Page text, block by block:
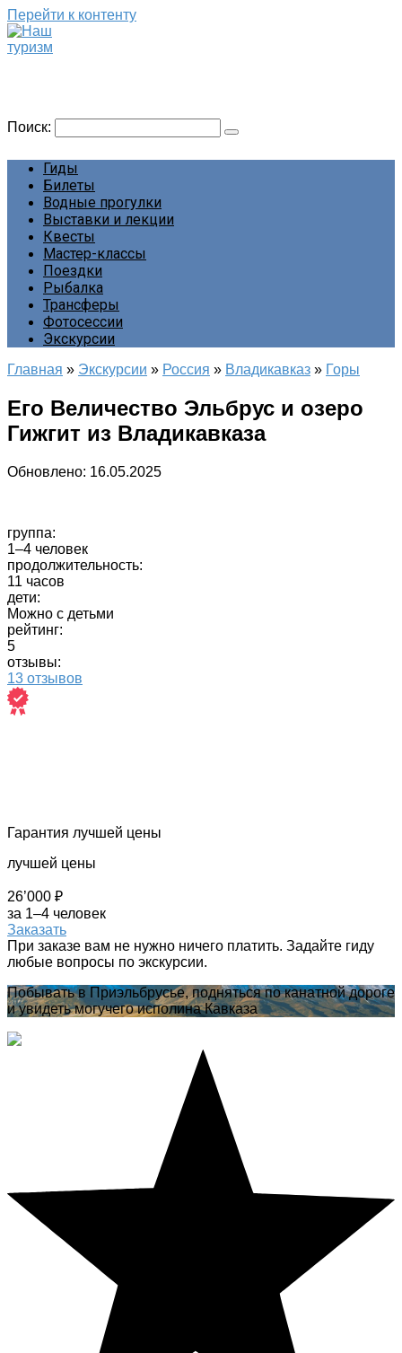
Перейти к контенту
Поиск:
Гиды
Билеты
Водные прогулки
Выставки и лекции
Квесты
Мастер-классы
Поездки
Рыбалка
Трансферы
Фотосессии
Экскурсии
Главная » Экскурсии » Россия » Владикавказ » Горы
Его Величество Эльбрус и озеро
Гижгит из Владикавказа
Обновлено: 16.05.2025
группа:
1–4 человек
продолжительность:
11 часов
дети:
Можно с детьми
рейтинг:
5
отзывы:
13 отзывов
Гарантия лучшей цены
лучшей цены
26’000 ₽
за 1–4 человек
Заказать
При заказе вам не нужно ничего платить. Задайте гиду
любые вопросы по экскурсии.
Побывать в Приэльбрусье, подняться по канатной дороге
и увидеть могучего исполина Кавказа